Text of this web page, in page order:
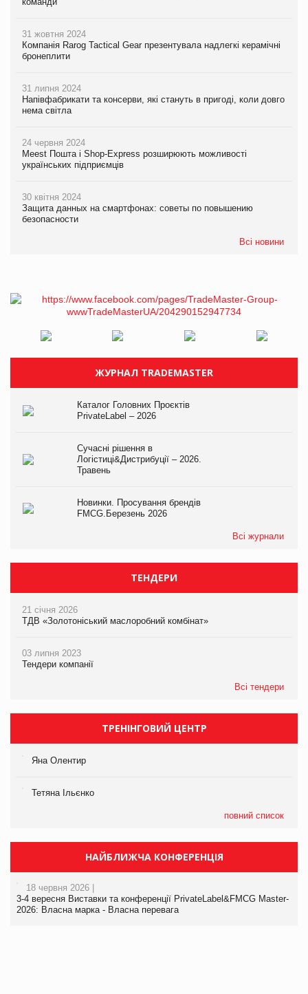
31 жовтня 2024
Компанія Rarog Tactical Gear презентувала надлегкі керамічні
бронеплити
31 липня 2024
Напівфабрикати та консерви, які стануть в пригоді, коли довго
нема світла
24 червня 2024
Meest Пошта і Shop-Express розширюють можливості
українських підприємців
30 квітня 2024
Защита данных на смартфонах: советы по повышению
безопасности
Всі новини
ЖУРНАЛ TRADEMASTER
Каталог Головних Проєктів
PrivateLabel – 2026
Сучасні рішення в
Логістиці&Дистрибуції – 2026.
Травень
Новинки. Просування брендів
FMCG.Березень 2026
Всі журнали
ТЕНДЕРИ
21 січня 2026
ТДВ «Золотоніський маслоробний комбінат»
03 липня 2023
Тендери компанії
Всі тендери
ТРЕНІНГОВИЙ ЦЕНТР
Яна Олентир
Тетяна Ільєнко
повний список
НАЙБЛИЖЧА КОНФЕРЕНЦІЯ
18 червня 2026 |
3-4 вересня Виставки та конференції PrivateLabel&FMCG Master-
2026: Власна марка - Власна перевага